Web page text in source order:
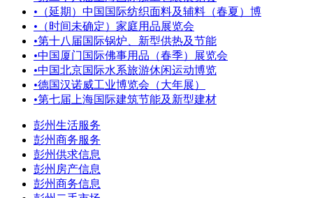
• （延期）中国国际纺织面料及辅料（春夏）博
• （时间未确定）家庭用品展览会
•第十八届国际锅炉、新型供热及节能
•中国厦门国际佛事用品（春季）展览会
•中国北京国际水系旅游休闲运动博览
•德国汉诺威工业博览会（大年展）
•第七届上海国际建筑节能及新型建材
彭州生活服务
彭州商务服务
彭州供求信息
彭州房产信息
彭州商务信息